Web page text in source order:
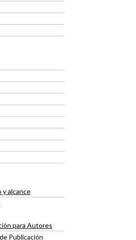
alcance
para Autores
Publicación